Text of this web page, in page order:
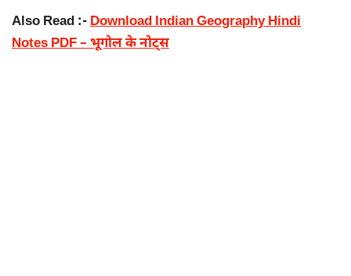
Also Read :-Download Indian Geography Hindi
Notes PDF – भूगोल के नोट्स